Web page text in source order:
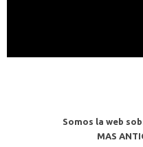
Somos la web
MAS